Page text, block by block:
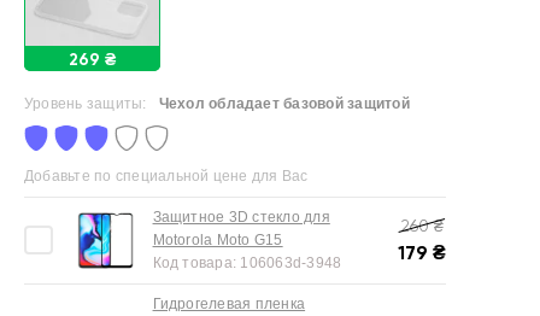
269 ₴
Уровень защиты: Чехол обладает базовой защитой
Добавьте по специальной цене для Вас
Защитное 3D стекло для
Motorola Moto G15
Код товара: 106063d-3948
260₴
179 ₴
Гидрогелевая пленка